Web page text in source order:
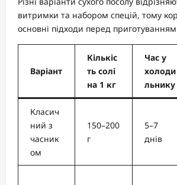
витримки та набором спецій, тому
основні підходи перед
Варіант
Кількіс
ть солі
на 1 кг
Час у
холоди
льнику
Класич
ний з
часник
ом
150–200
г
5–7
днів